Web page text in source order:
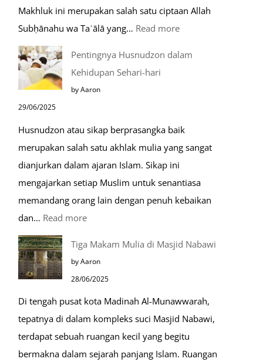
Makhluk ini merupakan salah satu ciptaan Allah
Subḥānahu wa Taʿālā yang… Read more:
Pentingnya Husnudzon dalam
Kehidupan Sehari-hari
by Aaron
29/06/2025
Husnudzon atau sikap berprasangka baik
merupakan salah satu akhlak mulia yang sangat
dianjurkan dalam ajaran Islam. Sikap ini
mengajarkan setiap Muslim untuk senantiasa
memandang orang lain dengan penuh kebaikan
dan… Read more:
Sehari-
hari
Tiga Makam Mulia di Masjid Nabawi
by Aaron
28/06/2025
Di tengah pusat kota Madinah Al-Munawwarah,
tepatnya di dalam kompleks suci Masjid Nabawi,
terdapat sebuah ruangan kecil yang begitu
bermakna dalam sejarah panjang Islam. Ruangan